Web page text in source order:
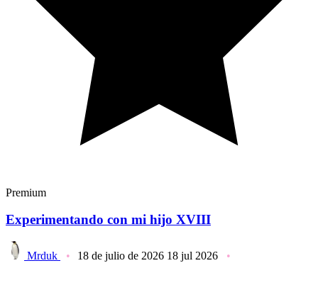
Premium
Experimentando con mi hijo XVIII
Mrduk 18 de julio de 2026 18 jul 2026